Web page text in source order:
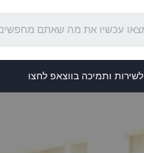
לשירות ותמיכה בווצאפ לחצו